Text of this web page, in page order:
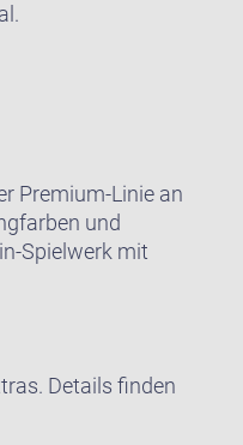
Premium-Linie an
und
Spielwerk mit
Details finden